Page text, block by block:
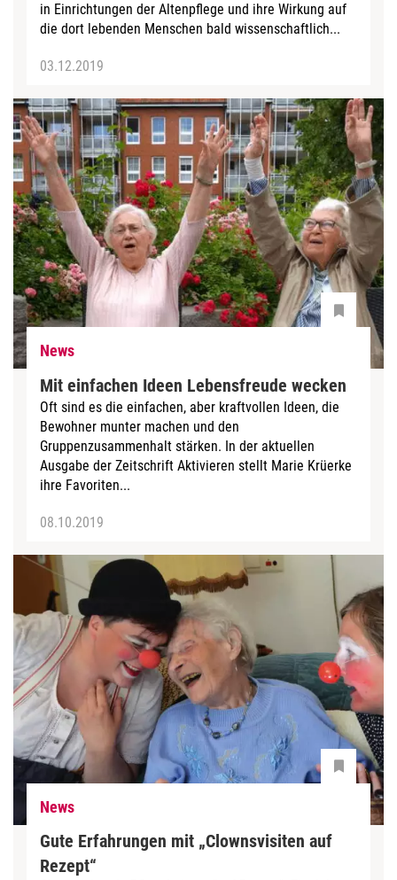
in Einrichtungen der Altenpflege und ihre Wirkung auf
die dort lebenden Menschen bald wissenschaftlich...
03.12.2019
News
Mit einfachen Ideen Lebensfreude wecken
Oft sind es die einfachen, aber kraftvollen Ideen, die
Bewohner munter machen und den
Gruppenzusammenhalt stärken. In der aktuellen
Ausgabe der Zeitschrift Aktivieren stellt Marie Krüerke
ihre Favoriten...
08.10.2019
News
Gute Erfahrungen mit „Clownsvisiten auf
Rezept“